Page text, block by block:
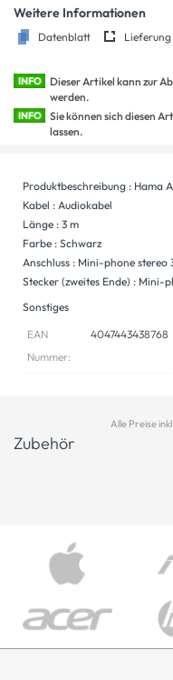
Weitere Informationen
Datenblatt
INFO Dieser Artikel kann zur
werden.
INFO
Sie können sich diesen
lassen.
Produktbeschreibung : Hama
Kabel : Audiokabel
Länge : 3 m
Farbe : Schwarz
Anschluss : Mini-phone stereo
Stecker (zweites Ende) : Mini-
Sonstiges
EAN
Nummer:
4047443438768
Alle Preise
Zubehör